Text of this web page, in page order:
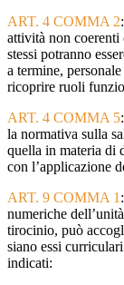
ART. 4 COMMA 2
attività non
stessi potranno
a termine,
ricoprire ruoli
ART. 4 COMMA 5
la normativa sulla
quella in materia di
con l’applicazione
ART. 9 COMMA 1
numeriche
tirocinio, può
siano essi
indicati: